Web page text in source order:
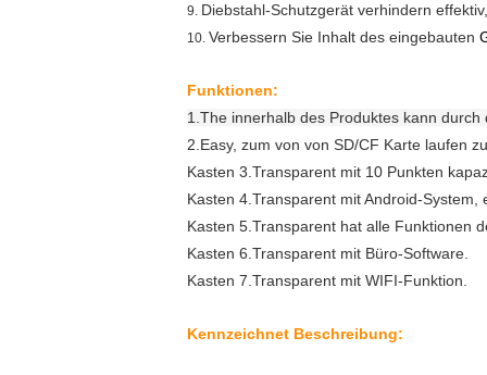
9. Diebstahl-Schutzgerät verhindern
10. Verbessern Sie Inhalt des eingebauten
Funktionen:
1.The innerhalb des Produktes kann
2.Easy, zum von von SD/CF Karte laufen
Kasten 3.Transparent mit 10 Punkten
Kasten 4.Transparent mit Android-System,
Kasten 5.Transparent hat alle Funktionen
Kasten 6.Transparent mit Büro-Software.
Kasten 7.Transparent mit WIFI-Funktion.
Kennzeichnet Beschreibung: